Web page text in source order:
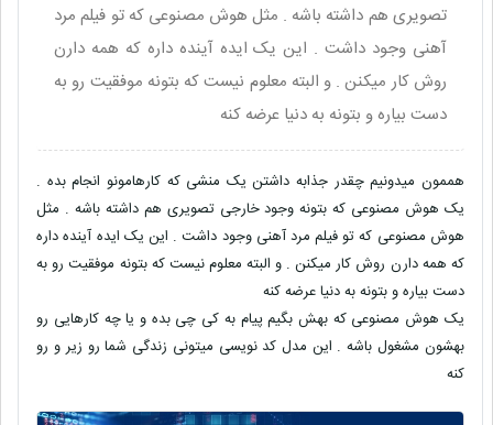
تصویری هم داشته باشه . مثل هوش مصنوعی که تو فیلم مرد
آهنی وجود داشت . این یک ایده آینده داره که همه دارن
روش کار میکنن . و البته معلوم نیست که بتونه موفقیت رو به
دست بیاره و بتونه به دنیا عرضه کنه
هممون میدونیم چقدر جذابه داشتن یک منشی که کارهامونو انجام بده .
یک هوش مصنوعی که بتونه وجود خارجی تصویری هم داشته باشه . مثل
هوش مصنوعی که تو فیلم مرد آهنی وجود داشت . این یک ایده آینده داره
که همه دارن روش کار میکنن . و البته معلوم نیست که بتونه موفقیت رو به
دست بیاره و بتونه به دنیا عرضه کنه
یک هوش مصنوعی که بهش بگیم پیام به کی چی بده و یا چه کارهایی رو
بهشون مشغول باشه . این مدل کد نویسی میتونی زندگی شما رو زیر و رو
کنه